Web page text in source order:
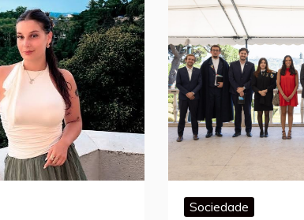
Sociedade